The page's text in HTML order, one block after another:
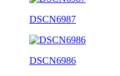
DSCN6987
DSCN6986